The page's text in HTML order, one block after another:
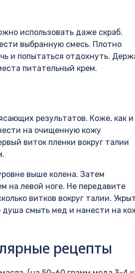
использовать даже скраб.
выбранную смесь. Плотно
и попытаться отдохнуть.
питательный крем.
результатов. Коже, как и
на очищенную кожу
виток пленки вокруг талии
выше колена. Затем
на левой ноге. Не передавите
витков вокруг талии.
душа смыть мед и нанести на
рецепты